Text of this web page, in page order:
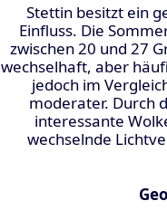
Stettin besitzt ein
Einfluss. Die
zwischen 20 und 27
wechselhaft, aber
jedoch im
moderater. Durch
interessante
wechselnde